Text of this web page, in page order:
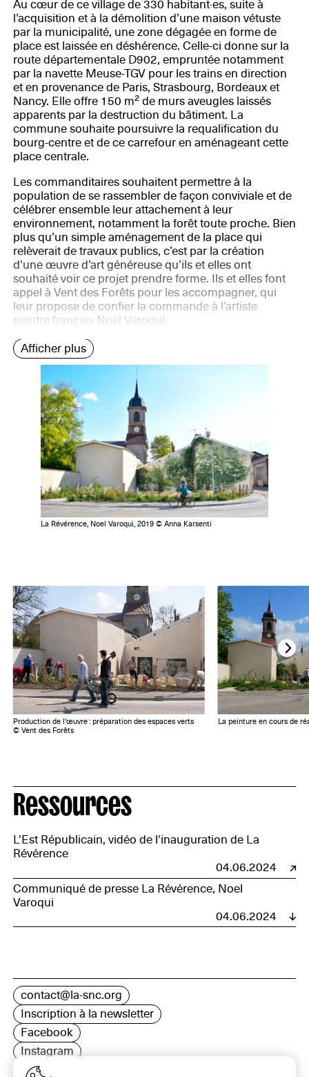
Au cœur de ce village de 330 habitant·es, suite à
l’acquisition et à la démolition d’une maison vétuste
par la municipalité, une zone dégagée en forme de
place est laissée en déshérence. Celle-ci donne sur la
route départementale D902, empruntée notamment
par la navette Meuse-TGV pour les trains en direction
et en provenance de Paris, Strasbourg, Bordeaux et
Nancy. Elle offre 150 m² de murs aveugles laissés
apparents par la destruction du bâtiment. La
commune souhaite poursuivre la requalification du
bourg-centre et de ce carrefour en aménageant cette
place centrale.
Les commanditaires souhaitent permettre à la
population de se rassembler de façon conviviale et de
célébrer ensemble leur attachement à leur
environnement, notamment la forêt toute proche. Bien
plus qu’un simple aménagement de la place qui
relèverait de travaux publics, c’est par la création
d’une œuvre d’art généreuse qu’ils et elles ont
souhaité voir ce projet prendre forme. Ils et elles font
appel à Vent des Forêts pour les accompagner, qui
leur propose de confier la commande à l’artiste
peintre français Noël Varoqui.
Afficher plus
La Révérence, Noel Varoqui, 2019 © Anna Karsenti
Production de l’œuvre : préparation des espaces verts
© Vent des Forêts
La peinture en cours de
Ressources
L'Est Républicain, vidéo de l'inauguration de La
Révérence
04.06.2024
Communiqué de presse La Révérence, Noel
Varoqui
04.06.2024
contact@la-snc.org
Inscription à la newsletter
Facebook
Instagram
LinkedIn